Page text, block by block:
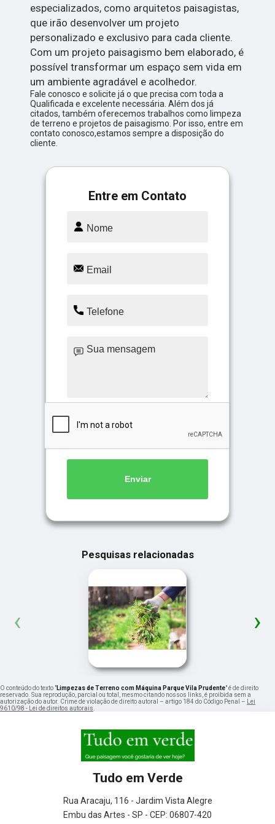
especializados, como arquitetos paisagistas,
que irão desenvolver um projeto
personalizado e exclusivo para cada cliente.
Com um projeto paisagismo bem elaborado, é
possível transformar um espaço sem vida em
um ambiente agradável e acolhedor.
Fale conosco e solicite já o que precisa com toda a
Qualificada e excelente necessária. Além dos já
citados, também oferecemos trabalhos como limpeza
de terreno e projetos de paisagismo. Por isso, entre em
contato conosco,estamos sempre a disposição do
cliente.
Entre em Contato
Enviar
Pesquisas relacionadas
‹ ›
O conteúdo do texto "Limpezas de Terreno com Máquina Parque Vila Prudente" é de direito
reservado. Sua reprodução, parcial ou total, mesmo citando nossos links, é proibida sem a
autorização do autor. Crime de violação de direito autoral – artigo 184 do Código Penal –
Lei
9610/98 - Lei de direitos autorais
Tudo em Verde
Rua Aracaju, 116 - Jardim Vista Alegre
Embu das Artes - SP - CEP: 06807-420